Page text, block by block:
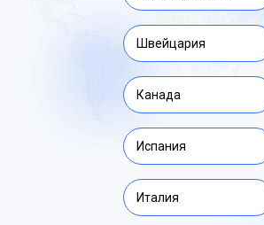
Швейцария
Канада
Испания
Италия